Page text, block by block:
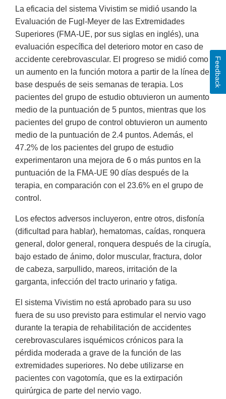
La eficacia del sistema Vivistim se midió usando la
Evaluación de Fugl-Meyer de las Extremidades
Superiores (FMA-UE, por sus siglas en inglés), una
evaluación específica del deterioro motor en caso de
accidente cerebrovascular. El progreso se midió como
un aumento en la función motora a partir de la línea de
base después de seis semanas de terapia. Los
pacientes del grupo de estudio obtuvieron un aumento
medio de la puntuación de 5 puntos, mientras que los
pacientes del grupo de control obtuvieron un aumento
medio de la puntuación de 2.4 puntos. Además, el
47.2% de los pacientes del grupo de estudio
experimentaron una mejora de 6 o más puntos en la
puntuación de la FMA-UE 90 días después de la
terapia, en comparación con el 23.6% en el grupo de
control.
Los efectos adversos incluyeron, entre otros, disfonía
(dificultad para hablar), hematomas, caídas, ronquera
general, dolor general, ronquera después de la cirugía,
bajo estado de ánimo, dolor muscular, fractura, dolor
de cabeza, sarpullido, mareos, irritación de la
garganta, infección del tracto urinario y fatiga.
El sistema Vivistim no está aprobado para su uso
fuera de su uso previsto para estimular el nervio vago
durante la terapia de rehabilitación de accidentes
cerebrovasculares isquémicos crónicos para la
pérdida moderada a grave de la función de las
extremidades superiores. No debe utilizarse en
pacientes con vagotomía, que es la extirpación
quirúrgica de parte del nervio vago.
Feedback